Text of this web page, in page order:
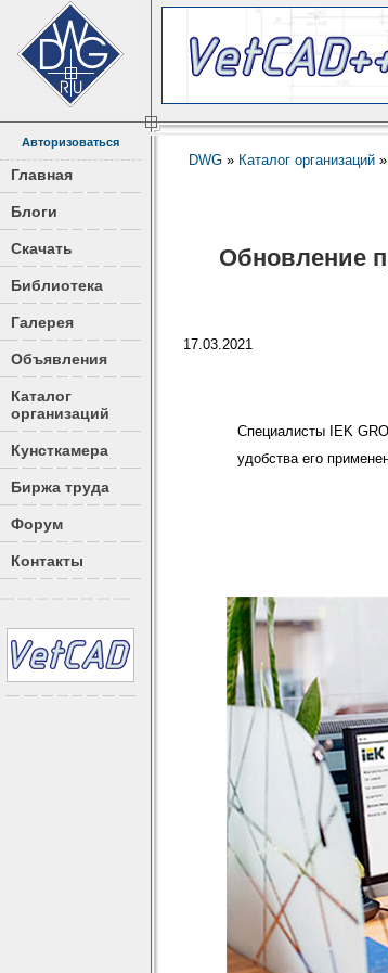
Авторизоваться
Главная
Блоги
Скачать
Библиотека
Галерея
Объявления
Каталог
организаций
Кунсткамера
Биржа труда
Форум
Контакты
DWG » Каталог организаций »
Обновление
17.03.2021
Специалисты IEK
удобства его